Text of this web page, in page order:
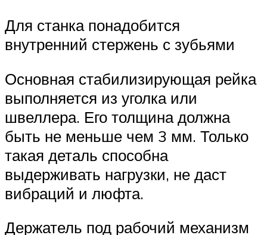
Для станка понадобится
внутренний стержень с зубьями
Основная стабилизирующая рейка
выполняется из уголка или
швеллера. Его толщина должна
быть не меньше чем 3 мм. Только
такая деталь способна
выдерживать нагрузки, не даст
вибраций и люфта.
Держатель под рабочий механизм